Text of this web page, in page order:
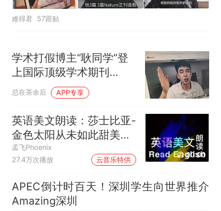
难得君 57跟贴
学术打假博主“耿同学”登
上国际顶级学术期刊
《Nature》！
总在茶余后 APP专享
英语美文朗读：莎士比亚-
金色太阳从未如此甜美吻
过
孟飞Phoenix
27.4万次播放
云音乐特供
00:00
APEC倒计时百天！深圳学生向世界推介
Amazing深圳